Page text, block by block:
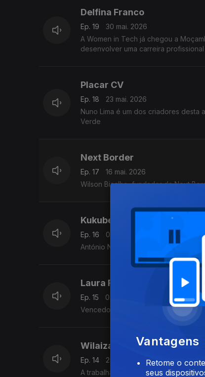
Delfina Franco
Ep. 19
30 mai. 2026
A Women in Tech já chegou a
desenvolver uma carreira
Placar CV
Ep. 18
23 mai. 2026
Nuno Lima é um dos criadores
Verde
Next Border
Ep. 17
16 mai. 2026
Wilson Bicalho, fundador da Next
Kukubela
Ep. 16
09 mai. 2026
António Nicolau desenvolveu a
Laura Reis
Ep. 15
02 mai. 2026
Vencedora do Prémio Mulheres na
Wilaiza Nipuete
Ep. 14
25 abr. 2026
A trabalhar, no norte de
Vantagens
Retome o
seus